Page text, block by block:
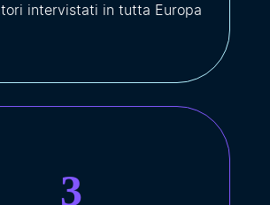
intervistati in tutta Europa
3